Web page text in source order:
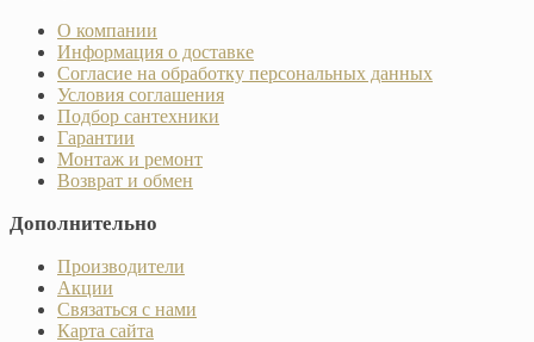
О компании
Информация о доставке
Согласие на обработку персональных данных
Условия соглашения
Подбор сантехники
Гарантии
Монтаж и ремонт
Возврат и обмен
Дополнительно
Производители
Акции
Связаться с нами
Карта сайта